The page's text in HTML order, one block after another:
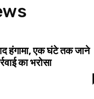
हंगामा, एक घंटे तक जाने
का भरोसा